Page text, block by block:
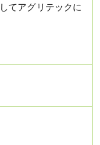
てアグリテックに